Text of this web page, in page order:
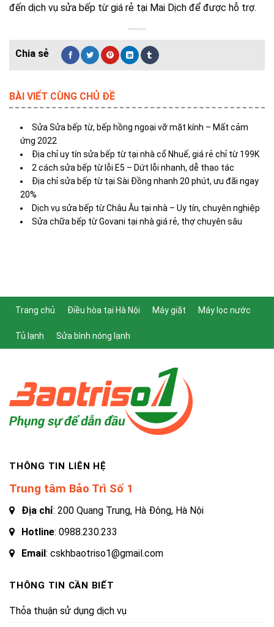
đến dịch vụ sửa bếp từ giá rẻ tại Mai Dịch để được hỗ trợ.
BÀI VIẾT CÙNG CHỦ ĐỀ
Sửa Sửa bếp từ, bếp hồng ngoại vỡ mặt kính – Mất cảm
ứng 2022
Địa chỉ uy tín sửa bếp từ tại nhà cổ Nhuế, giá rẻ chỉ từ 199K
2 cách sửa bếp từ lỗi E5 – Dứt lỗi nhanh, dễ thao tác
Địa chỉ sửa bếp từ tại Sài Đồng nhanh 20 phút, ưu đãi ngay
20%
Dịch vụ sửa bếp từ Châu Âu tại nhà – Uy tín, chuyên nghiệp
Sửa chữa bếp từ Govani tại nhà giá rẻ, thợ chuyên sâu
Trang chủ Điều hòa tại Hà Nội Máy giặt Máy lọc nước
Tủ lạnh Sửa bình nóng lạnh
THÔNG TIN LIÊN HỆ
Trung tâm Bảo Trì Số 1
Địa chỉ: 200 Quang Trung, Hà Đông, Hà Nội
Hotline: 0988.230.233
Email: cskhbaotriso1@gmail.com
THÔNG TIN CẦN BIẾT
Thỏa thuận sử dụng dịch vụ